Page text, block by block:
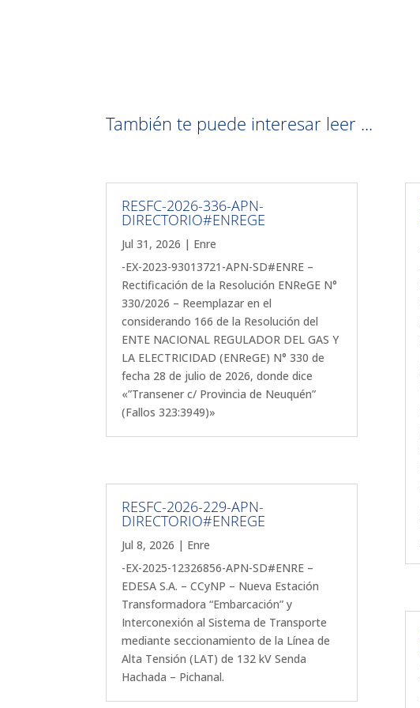
También te puede interesar leer ...
RESFC-2026-336-APN-
DIRECTORIO#ENREGE
Jul 31, 2026 | Enre
-EX-2023-93013721-APN-SD#ENRE –
Rectificación de la Resolución ENReGE N°
330/2026 – Reemplazar en el
considerando 166 de la Resolución del
ENTE NACIONAL REGULADOR DEL GAS Y
LA ELECTRICIDAD (ENReGE) N° 330 de
fecha 28 de julio de 2026, donde dice
«”Transener c/ Provincia de Neuquén”
(Fallos 323:3949)»
RESFC-2026-229-APN-
DIRECTORIO#ENREGE
Jul 8, 2026 | Enre
-EX-2025-12326856-APN-SD#ENRE –
EDESA S.A. – CCyNP – Nueva Estación
Transformadora “Embarcación” y
Interconexión al Sistema de Transporte
mediante seccionamiento de la Línea de
Alta Tensión (LAT) de 132 kV Senda
Hachada – Pichanal.